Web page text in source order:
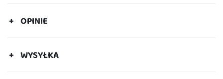
OPINIE
WYSYŁKA